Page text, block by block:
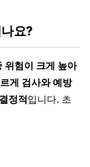
요?
위험이 크게 높아
게 검사와 예방
정적입니다. 초